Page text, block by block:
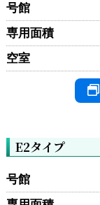
号館
専用面積
空室
E2タイプ
号館